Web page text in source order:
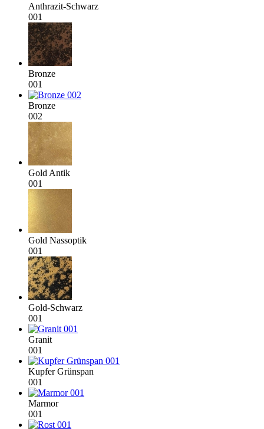
Anthrazit-Schwarz
001
Bronze
001
Bronze
002
Gold Antik
001
Gold Nassoptik
001
Gold-Schwarz
001
Granit
001
Kupfer Grünspan
001
Marmor
001